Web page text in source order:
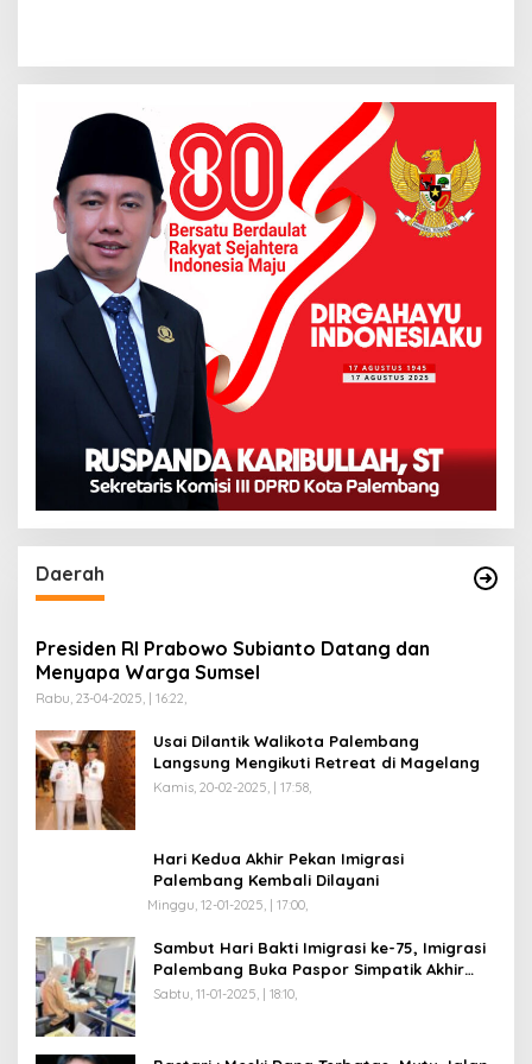
Daerah
Presiden RI Prabowo Subianto Datang dan
Menyapa Warga Sumsel
Rabu, 23-04-2025, | 16:22,
Usai Dilantik Walikota Palembang
Langsung Mengikuti Retreat di Magelang
Kamis, 20-02-2025, | 17:58,
Hari Kedua Akhir Pekan Imigrasi
Palembang Kembali Dilayani
Minggu, 12-01-2025, | 17:00,
Sambut Hari Bakti Imigrasi ke-75, Imigrasi
Palembang Buka Paspor Simpatik Akhir
Pekan
Sabtu, 11-01-2025, | 18:10,